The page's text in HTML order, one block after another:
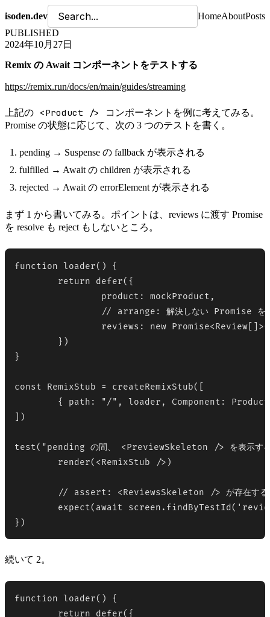
isoden.dev HomeAboutPosts
PUBLISHED
2024年10月27日
Remix の Await コンポーネントをテストする
https://remix.run/docs/en/main/guides/streaming
上記の <Product />
コンポーネントを例に考えてみる。
Promise の状態に応じて、次の 3 つのテストを書く。
pending → Suspense の fallback が表示される
fulfilled → Await の children が表示される
rejected → Await の errorElement が表示される
まず 1 から書いてみる。ポイントは、reviews に渡す Promise
を resolve も reject もしないところ。
function loader() {
}
const RemixStub = createRemixStub([
])
test("pending の間、 <PreviewSkeleton /> を表示
})
続いて 2。
function loader() {